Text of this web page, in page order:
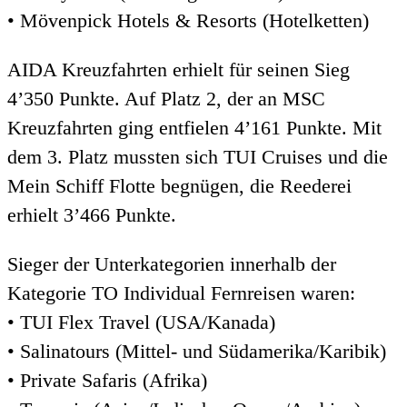
• Mövenpick Hotels & Resorts (Hotelketten)​​​​​
AIDA Kreuzfahrten erhielt für seinen Sieg
4’350 Punkte. Auf Platz 2, der an MSC
Kreuzfahrten ging entfielen 4’161 Punkte. Mit
dem 3. Platz mussten sich TUI Cruises und die
Mein Schiff Flotte begnügen, die Reederei
erhielt 3’466 Punkte.
Sieger der Unterkategorien innerhalb der
Kategorie TO Individual Fernreisen waren:
• TUI Flex Travel (USA/Kanada)
• Salinatours (Mittel- und Südamerika/Karibik)
• Private Safaris (Afrika)